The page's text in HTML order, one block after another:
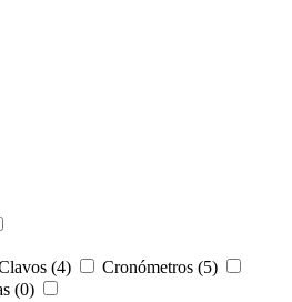
(4)
Cronómetros (5)
(0)